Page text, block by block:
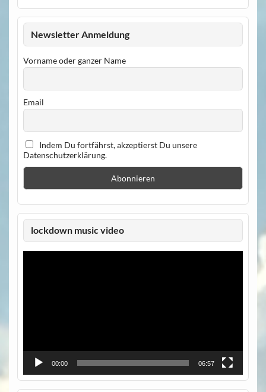
Newsletter Anmeldung
Vorname oder ganzer Name
Email
Indem Du fortfährst, akzeptierst Du unsere
Datenschutzerklärung.
lockdown music video
Video-
00:00 06:57